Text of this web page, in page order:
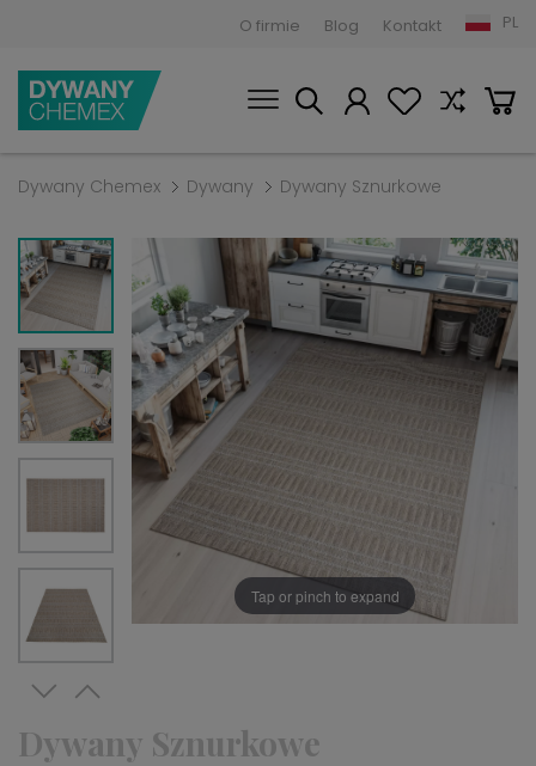
O firmie Blog Kontakt PL
Dywany Chemex Dywany Dywany Sznurkowe
Tap or pinch to expand
Dywany Sznurkowe